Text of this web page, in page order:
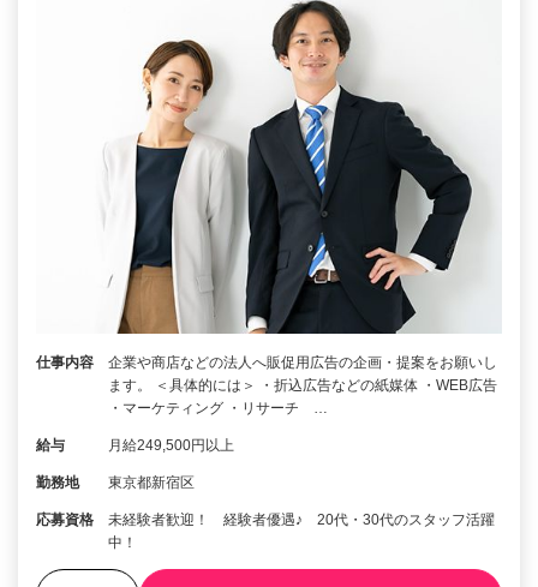
仕事内容
企業や商店などの法人へ販促用広告の企画・提案をお願いし
ます。 ＜具体的には＞ ・折込広告などの紙媒体 ・WEB広告
・マーケティング ・リサーチ …
給与 月給249,500円以上
勤務地 東京都新宿区
応募資格
未経験者歓迎！ 経験者優遇♪ 20代・30代のスタッフ活躍
中！